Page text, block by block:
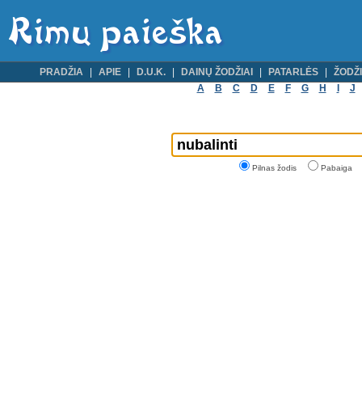
PRADŽIA APIE D.U.K. DAINŲ ŽODŽIAI PATARLĖS
A
B C D E F G H J
Pilnas žodis Pabaiga